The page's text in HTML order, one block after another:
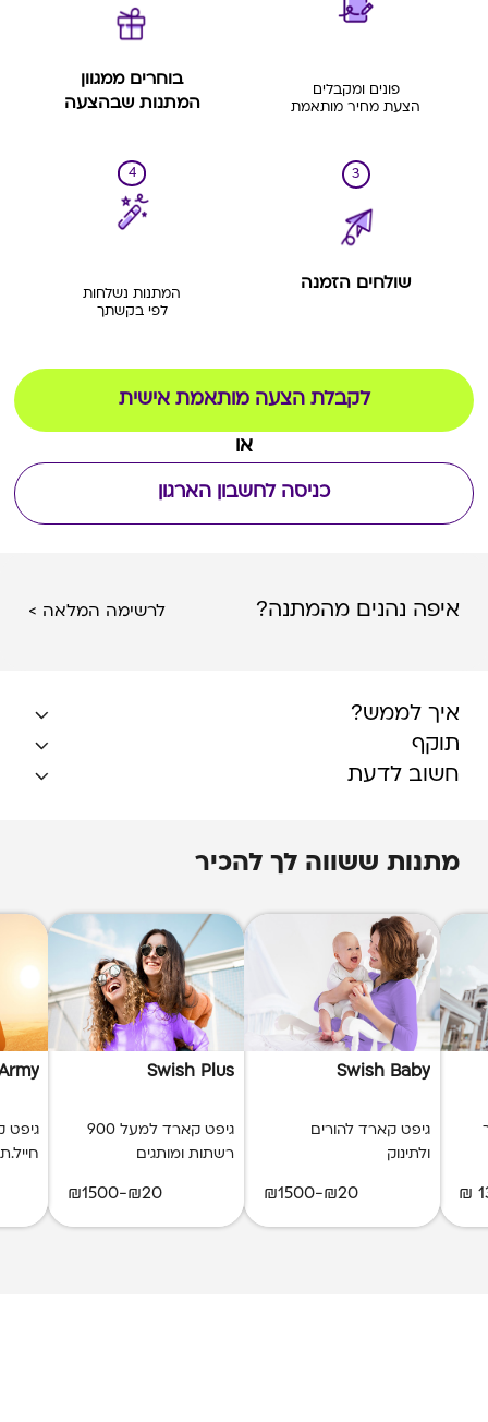
פונים ומקבלים
הצעת מחיר מותאמת
בוחרים ממגוון
המתנות שבהצעה
3
שולחים הזמנה
4
המתנות נשלחות
לפי בקשתך
כניסה לחשבון הארגון
או
לקבלת הצעה מותאמת אישית
איפה נהנים מהמתנה? לרשימה המלאה >
איך לממש?
תוקף
חשוב לדעת
מתנות ששווה לך להכיר
Swish Baby
גיפט קארד להורים
ולתינוק
₪20-₪1500
Swish Plus
גיפט קארד למעל 900
רשתות ומותגים
₪20-₪1500
גיפט